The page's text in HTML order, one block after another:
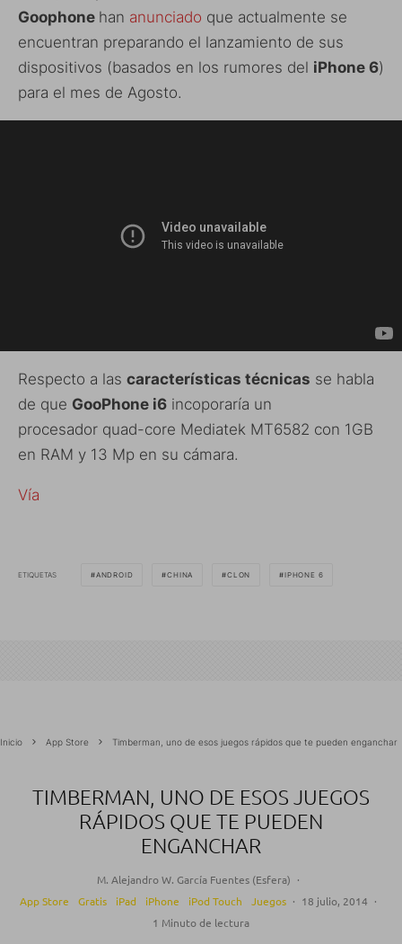
Goophone han anunciado que actualmente se
encuentran preparando el lanzamiento de sus
dispositivos (basados en los rumores del iPhone 6)
para el mes de Agosto.
Respecto a las características técnicas se habla
de que GooPhone i6 incoporaría un
procesador quad-core Mediatek MT6582 con 1GB
en RAM y 13 Mp en su cámara.
Vía
ETIQUETAS ANDROID CHINA CLON IPHONE 6
Inicio App Store Timberman, uno de esos juegos rápidos que te pueden enganchar
TIMBERMAN, UNO DE ESOS JUEGOS
RÁPIDOS QUE TE PUEDEN
ENGANCHAR
M. Alejandro W. García Fuentes (Esfera) ·
App Store
Gratis iPad iPhone iPod Touch Juegos · 18 julio, 2014 ·
1 Minuto de lectura